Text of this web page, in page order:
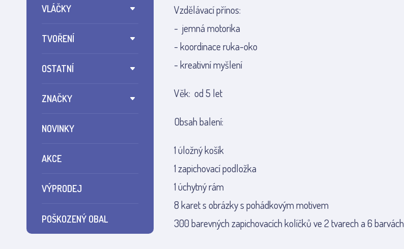
VLÁČKY
TVOŘENÍ
OSTATNÍ
ZNAČKY
NOVINKY
AKCE
VÝPRODEJ
POŠKOZENÝ OBAL
Vzdělávací přínos:
- jemná motorika
- koordinace ruka-oko
- kreativní myšlení
Věk: od 5 let
Obsah balení:
1 úložný košík
1 zapichovací podložka
1 úchytný rám
8 karet s obrázky s pohádkovým motivem
300 barevných zapichovacích kolíčků ve 2 tvarech a 6 barvách